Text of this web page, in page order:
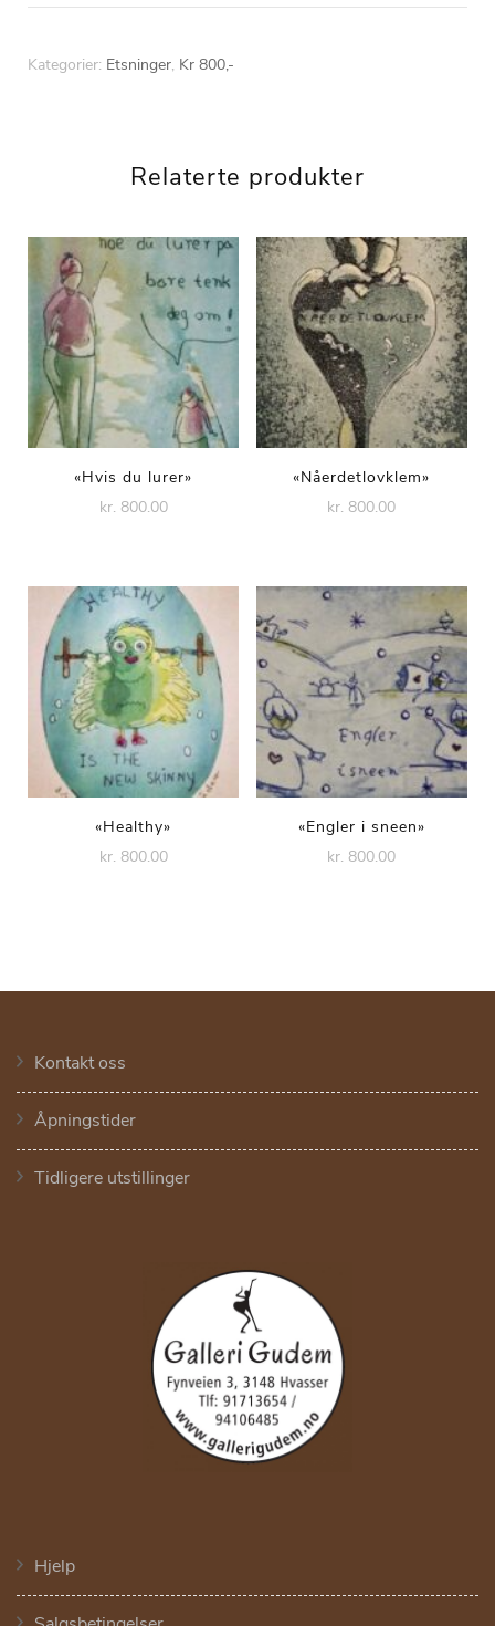
Kategorier: Etsninger, Kr 800,-
Relaterte produkter
«Hvis du lurer»
kr. 800.00
«Nåerdetlovklem»
kr. 800.00
«Healthy»
kr. 800.00
«Engler i sneen»
kr. 800.00
Kontakt oss
Åpningstider
Tidligere utstillinger
Hjelp